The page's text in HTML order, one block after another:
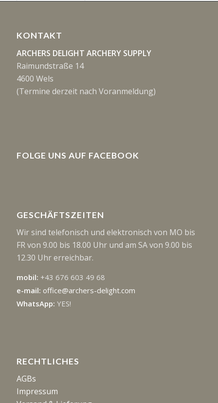
KONTAKT
ARCHERS DELIGHT ARCHERY SUPPLY
Raimundstraße 14
4600 Wels
(Termine derzeit nach Voranmeldung)
FOLGE UNS AUF FACEBOOK
GESCHÄFTSZEITEN
Wir sind telefonisch und elektronisch von MO bis
FR von 9.00 bis 18.00 Uhr und am SA von 9.00 bis
12.30 Uhr erreichbar.
mobil: +43 676 603 49 68
e-mail: office@archers-delight.com
WhatsApp: YES!
RECHTLICHES
AGBs
Impressum